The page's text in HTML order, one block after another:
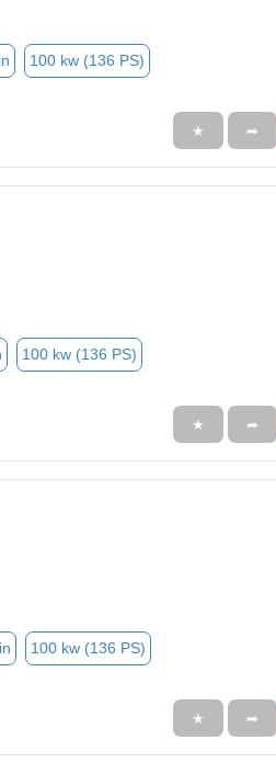
100 kw (136 PS)
★ ➦
100 kw (136 PS)
★ ➦
100 kw (136 PS)
★ ➦